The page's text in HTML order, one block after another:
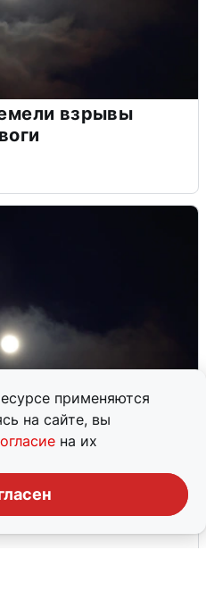
применяются
на сайте, вы
на их
взрывы
после сигнала